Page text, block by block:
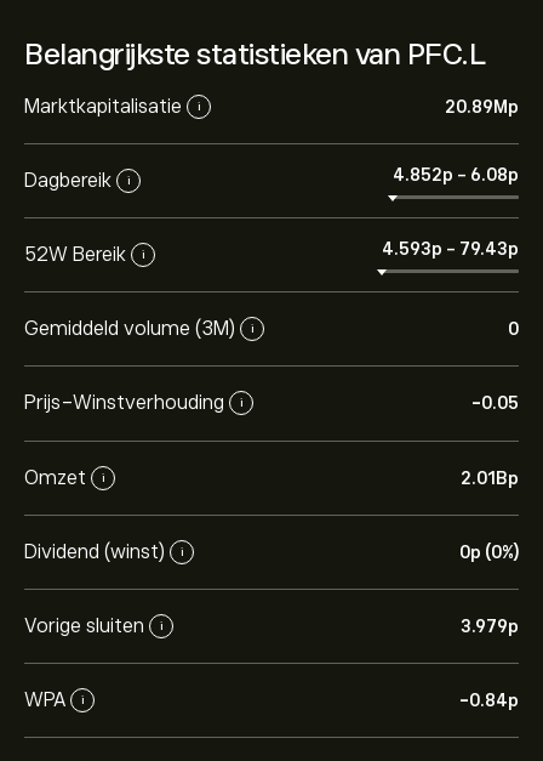
Belangrijkste statistieken van PFC.L
Marktkapitalisatie i 20.89M‎p‎
Dagbereik i 4.852‎p‎ - 6.08‎p‎
52W Bereik i 4.593‎p‎ - 79.43‎p‎
Gemiddeld volume (3M) i 0
Prijs-Winstverhouding i -0.05
Omzet i 2.01B‎p‎
Dividend (winst) i 0‎p‎ (0%)
Vorige sluiten i 3.979‎p‎
WPA i -0.84‎p‎